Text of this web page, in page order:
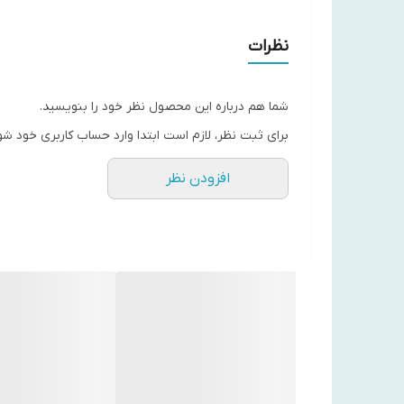
نظرات
شما هم درباره این محصول نظر خود را بنویسید.
برای ثبت نظر، لازم است ابتدا وارد حساب کاربری خود
افزودن نظر